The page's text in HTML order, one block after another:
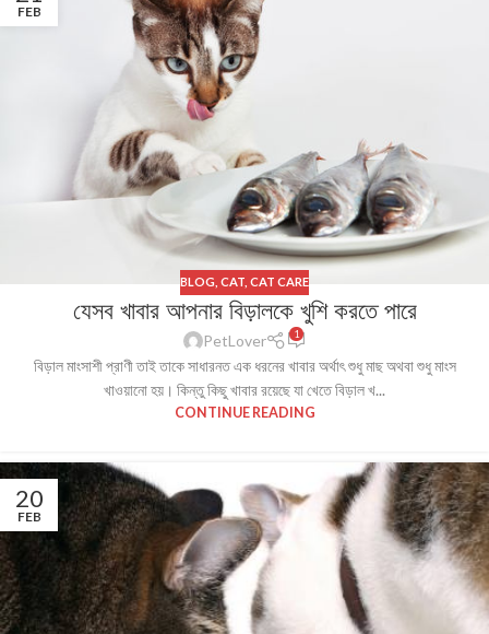
FEB
BLOG CAT CAT CARE
যেসব খাবার আপনার বিড়ালকে খুশি করতে পারে
PetLover 1
বিড়াল মাংসাশী প্রাণী তাই তাকে সাধারনত এক ধরনের খাবার অর্থাৎ শুধু মাছ অথবা শুধু মাংস
খাওয়ানো হয়। কিন্তু কিছু খাবার রয়েছে যা খেতে বিড়াল খ...
CONTINUE READING
20
FEB